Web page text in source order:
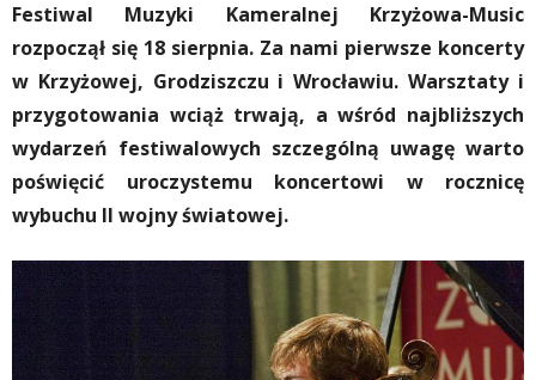
Festiwal Muzyki Kameralnej Krzyżowa-Music
rozpoczął się 18 sierpnia. Za nami pierwsze koncerty
w Krzyżowej, Grodziszczu i Wrocławiu. Warsztaty i
przygotowania wciąż trwają, a wśród najbliższych
wydarzeń festiwalowych szczególną uwagę warto
poświęcić uroczystemu koncertowi w rocznicę
wybuchu II wojny światowej.